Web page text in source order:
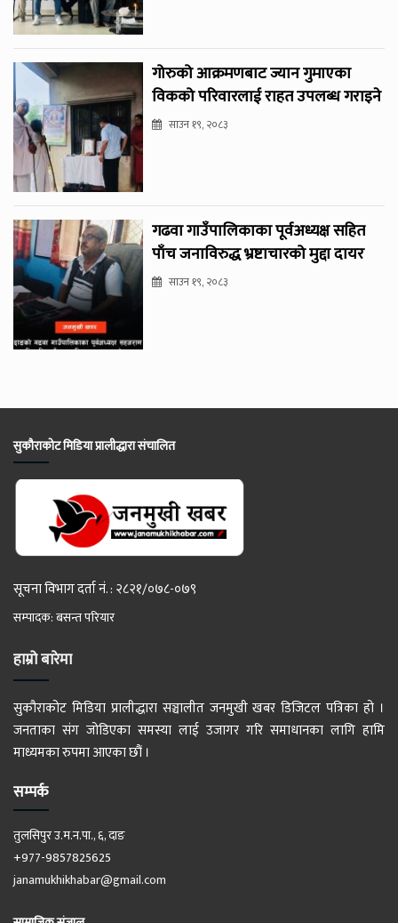
गोरुको आक्रमणबाट ज्यान गुमाएका
विकको परिवारलाई राहत उपलब्ध गराइने
साउन १९, २०८३
गढवा गाउँपालिकाका पूर्वअध्यक्ष सहित
पाँच जनाविरुद्ध भ्रष्टाचारको मुद्दा दायर
साउन १९, २०८३
सुकौराकोट मिडिया प्रालीद्धारा संचालित
सूचना विभाग दर्ता नं. : २८२१/०७८-०७९
सम्पादक: बसन्त परियार
हाम्रो बारेमा
सुकौराकोट मिडिया प्रालीद्धारा सञ्चालीत जनमुखी खबर डिजिटल पत्रिका हो ।
जनताका संग जोडिएका समस्या लाई उजागर गरि समाधानका लागि हामि
माध्यमका रुपमा आएका छौं ।
सम्पर्क
तुलसिपुर उ.म.न.पा., ६, दाङ
+977-9857825625
janamukhikhabar@gmail.com